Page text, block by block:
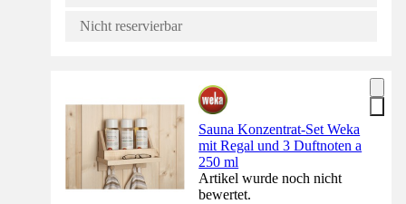
Nicht reservierbar
Sauna Konzentrat-Set Weka
mit Regal und 3 Duftnoten a
250 ml
Artikel wurde noch nicht
bewertet.